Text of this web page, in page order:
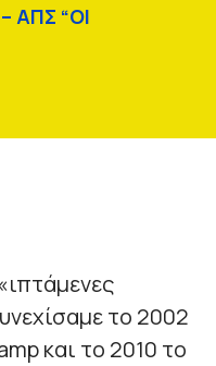
ΑΠΣ “ΟΙ
το 2002
και το 2010 το